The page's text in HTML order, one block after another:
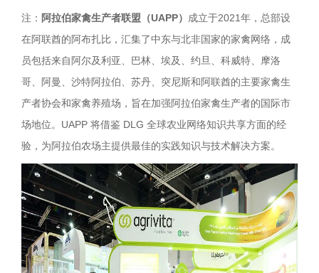
注： 阿拉伯家禽生产者联盟（UAPP） 成立于2021年，总部设
在阿联酋的阿布扎比，汇集了中东与北非国家的家禽网络，成
员包括来自阿尔及利亚、巴林、埃及、约旦、科威特、摩洛
哥、阿曼、沙特阿拉伯、苏丹、突尼斯和阿联酋的主要家禽生
产者协会和家禽养殖场，旨在加强阿拉伯家禽生产者的国际市
场地位。UAPP 将借鉴 DLG 全球农业网络知识共享方面的经
验，为阿拉伯农场主提供最佳的实践知识与技术解决方案。